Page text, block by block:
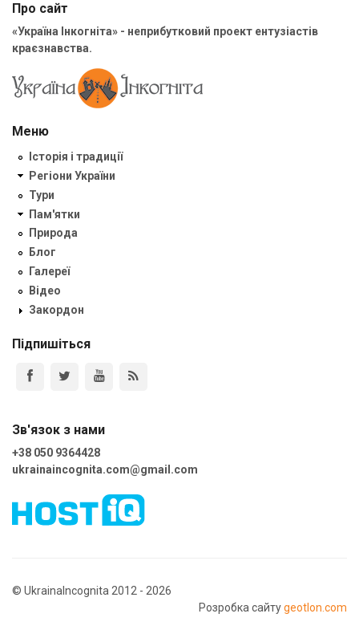
Про сайт
«Україна Інкогніта» - неприбутковий проект ентузіастів
краєзнавства.
Меню
Історія і традиції
Регіони України
Тури
Пам'ятки
Природа
Блог
Галереї
Відео
Закордон
Підпишіться
Зв'язок з нами
+38 050 9364428
ukrainaincognita.com@gmail.com
© UkrainaIncognita 2012 - 2026
Розробка сайтуgeotlon.com